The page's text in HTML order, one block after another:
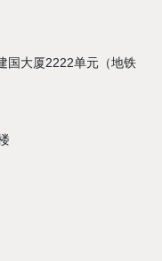
国大厦2222单元（地铁